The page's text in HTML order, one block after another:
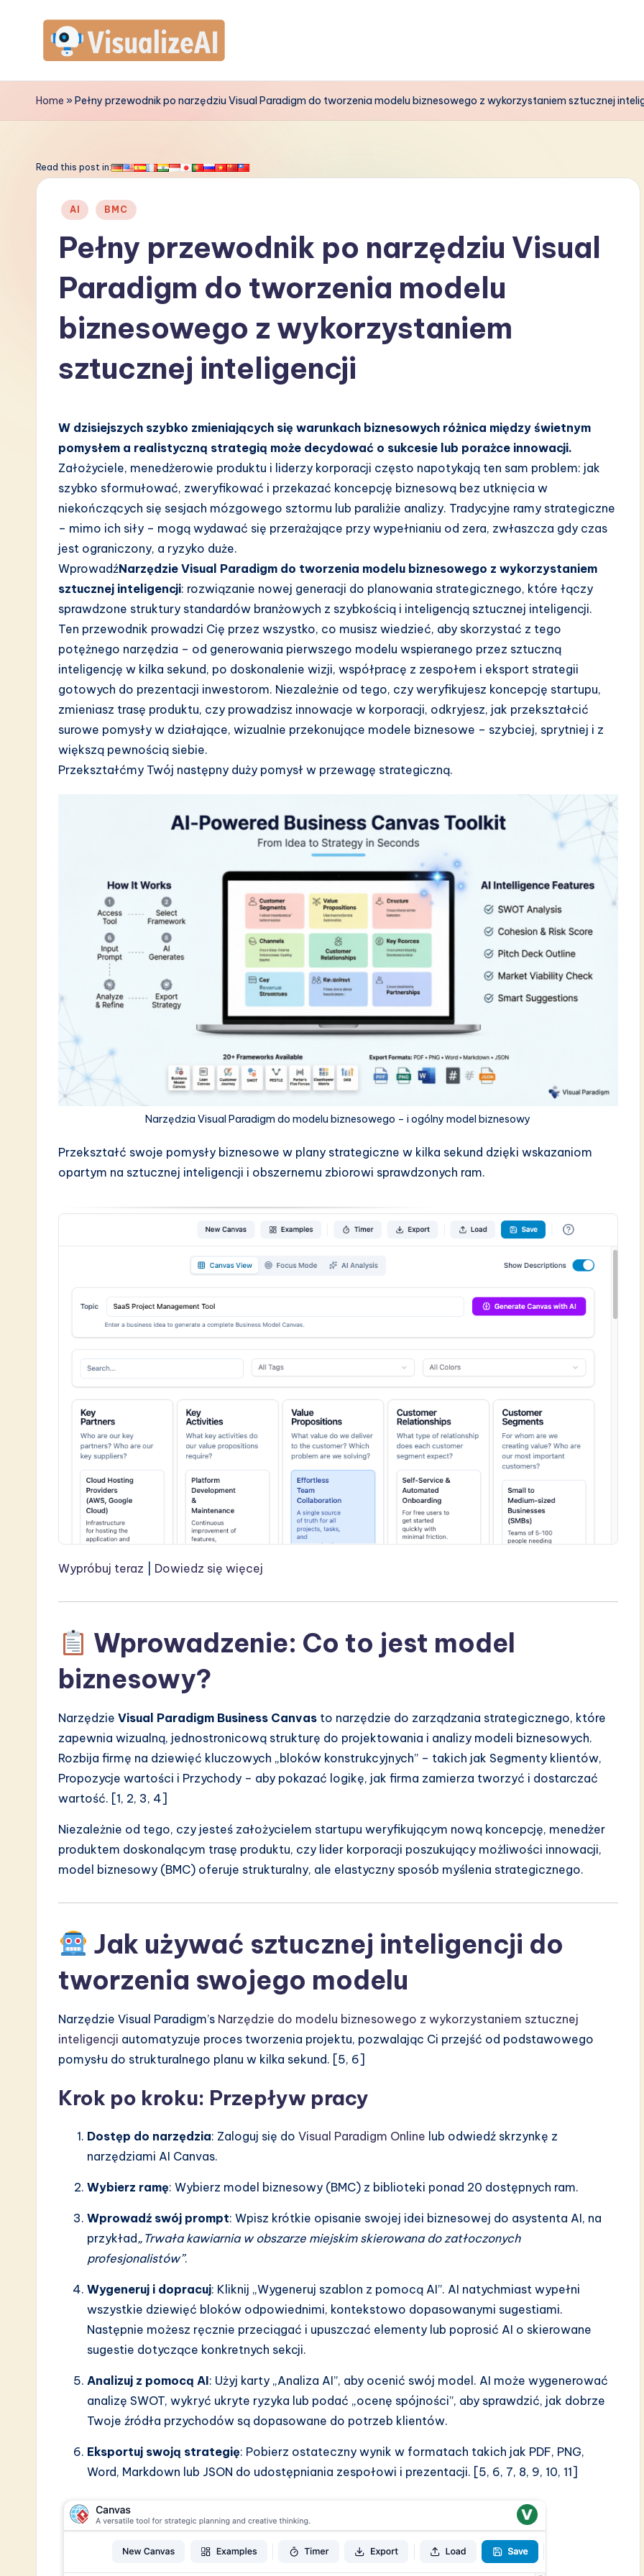
contentV
is
a
A
Home »Pełny przewodnik po narzędziu Visual Paradigm do tworzenia modelu biznesowego z wykorzystaniem sztucznej
Read this post in:
Posted
AI BMC
Pełny przewodnik po narzędziu Visual
Paradigm do tworzenia modelu
biznesowego z wykorzystaniem
sztucznej inteligencji
W dzisiejszych szybko zmieniających się warunkach biznesowych różnica między świetnym
pomysłem a realistyczną strategią może decydować o sukcesie lub porażce innowacji.
Założyciele, menedżerowie produktu i liderzy korporacji często napotykają ten sam problem: jak
szybko sformułować, zweryfikować i przekazać koncepcję biznesową bez utknięcia w
niekończących się sesjach mózgowego sztormu lub paraliżie analizy. Tradycyjne ramy strategiczne
– mimo ich siły – mogą wydawać się przerażające przy wypełnianiu od zera, zwłaszcza gdy czas
jest ograniczony, a ryzyko duże.
WprowadźNarzędzie Visual Paradigm do tworzenia modelu biznesowego z wykorzystaniem
sztucznej inteligencji: rozwiązanie nowej generacji do planowania strategicznego, które łączy
sprawdzone struktury standardów branżowych z szybkością i inteligencją sztucznej inteligencji.
Ten przewodnik prowadzi Cię przez wszystko, co musisz wiedzieć, aby skorzystać z tego
potężnego narzędzia – od generowania pierwszego modelu wspieranego przez sztuczną
inteligencję w kilka sekund, po doskonalenie wizji, współpracę z zespołem i eksport strategii
gotowych do prezentacji inwestorom. Niezależnie od tego, czy weryfikujesz koncepcję startupu,
zmieniasz trasę produktu, czy prowadzisz innowacje w korporacji, odkryjesz, jak przekształcić
surowe pomysły w działające, wizualnie przekonujące modele biznesowe – szybciej, sprytniej i z
większą pewnością siebie.
Przekształćmy Twój następny duży pomysł w przewagę strategiczną.
Narzędzia Visual Paradigm do modelu biznesowego – i ogólny model biznesowy
Przekształć swoje pomysły biznesowe w plany strategiczne w kilka sekund dzięki wskazaniom
opartym na sztucznej inteligencji i obszernemu zbiorowi sprawdzonych ram.
Wypróbuj teraz Dowiedz się więcej
Wprowadzenie: Co to jest model
biznesowy?
Narzędzie Visual Paradigm Business Canvas to narzędzie do zarządzania strategicznego, które
zapewnia wizualną, jednostronicową strukturę do projektowania i analizy modeli biznesowych.
Rozbija firmę na dziewięć kluczowych „bloków konstrukcyjnych” – takich jak Segmenty klientów,
Propozycje wartości i Przychody – aby pokazać logikę, jak firma zamierza tworzyć i dostarczać
wartość. [1, 2, 3, 4]
Niezależnie od tego, czy jesteś założycielem startupu weryfikującym nową koncepcję, menedżer
produktem doskonalącym trasę produktu, czy lider korporacji poszukujący możliwości innowacji,
model biznesowy (BMC) oferuje strukturalny, ale elastyczny sposób myślenia strategicznego.
Jak używać sztucznej inteligencji do
tworzenia swojego modelu
Narzędzie Visual Paradigm’s Narzędzie do modelu biznesowego z wykorzystaniem sztucznej
inteligencji automatyzuje proces tworzenia projektu, pozwalając Ci przejść od podstawowego
pomysłu do strukturalnego planu w kilka sekund. [5, 6]
Krok po kroku: Przepływ pracy
Dostęp do narzędzia: Zaloguj się do Visual Paradigm Online lub odwiedź skrzynkę z
narzędziami AI Canvas.
Wybierz ramę: Wybierz model biznesowy (BMC) z biblioteki ponad 20 dostępnych ram.
Wprowadź swój prompt: Wpisz krótkie opisanie swojej idei biznesowej do asystenta AI, na
przykład„Trwała kawiarnia w obszarze miejskim skierowana do zatłoczonych
profesjonalistów”.
Wygeneruj i dopracuj: Kliknij „Wygeneruj szablon z pomocą AI”. AI natychmiast wypełni
wszystkie dziewięć bloków odpowiednimi, kontekstowo dopasowanymi sugestiami.
Następnie możesz ręcznie przeciągać i upuszczać elementy lub poprosić AI o skierowane
sugestie dotyczące konkretnych sekcji.
Analizuj z pomocą AI: Użyj karty „Analiza AI”, aby ocenić swój model. AI może wygenerować
analizę SWOT, wykryć ukryte ryzyka lub podać „ocenę spójności”, aby sprawdzić, jak dobrze
Twoje źródła przychodów są dopasowane do potrzeb klientów.
Eksportuj swoją strategię: Pobierz ostateczny wynik w formatach takich jak PDF, PNG,
Word, Markdown lub JSON do udostępniania zespołowi i prezentacji. [5, 6, 7, 8, 9, 10, 11]